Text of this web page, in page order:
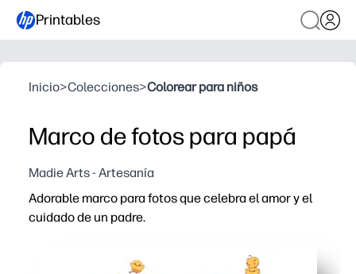
Printables
Inicio>Colecciones>Colorear para niños
Marco de fotos para papá
Madie Arts - Artesanía
Adorable marco para fotos que celebra el amor y el
cuidado de un padre.